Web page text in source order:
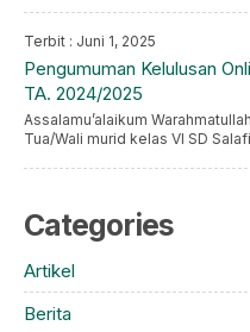
Terbit : Juni 1, 2025
Pengumuman Kelulusan
TA. 2024/2025
Assalamu’alaikum
Tua/Wali murid kelas VI SD
Categories
Artikel
Berita